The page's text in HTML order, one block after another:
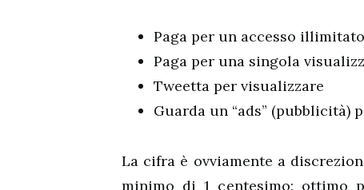
Paga per un accesso
Paga per una singola
Tweetta per visualizzare
Guarda un “ads” (pubblicità)
La cifra è ovviamente a
minimo di 1 centesimo: ottimo